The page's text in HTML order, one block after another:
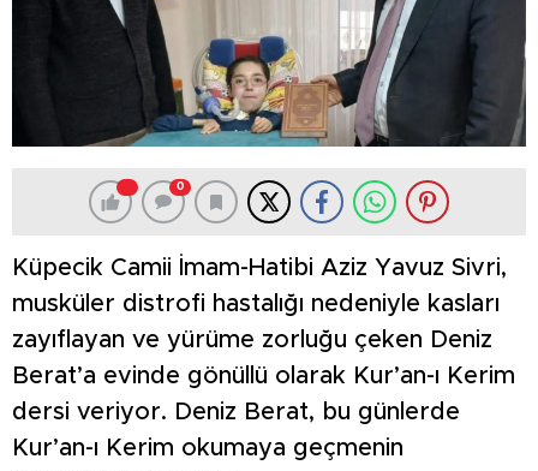
0
Küpecik Camii İmam-Hatibi Aziz Yavuz Sivri,
musküler distrofi hastalığı nedeniyle kasları
zayıflayan ve yürüme zorluğu çeken Deniz
Berat’a evinde gönüllü olarak Kur’an-ı Kerim
dersi veriyor. Deniz Berat, bu günlerde
Kur’an-ı Kerim okumaya geçmenin